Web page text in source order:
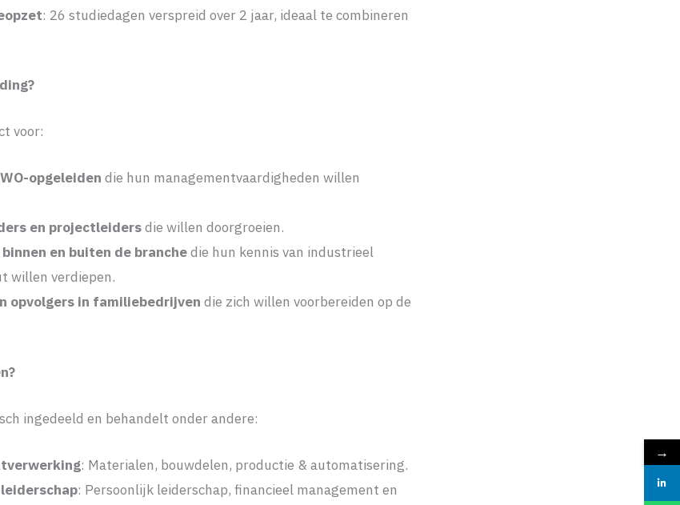
: 26 studiedagen verspreid over 2 jaar, ideaal te combineren
voor:
opgeleiden die hun managementvaardigheden willen
en projectleidersdie willen doorgroeien.
en buiten de branchedie hun kennis van industrieel
willen verdiepen.
opvolgers in familiebedrijven die zich willen voorbereiden op de
ingedeeld en behandelt onder andere:
: Materialen, bouwdelen, productie & automatisering.
: Persoonlijk leiderschap, financieel management en
→